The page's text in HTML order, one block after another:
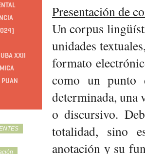
XXII
PUAN
Presentación de
Un corpus
unidades
formato
como un punto
determinada, una
o discursivo.
totalidad, sino
anotación y su